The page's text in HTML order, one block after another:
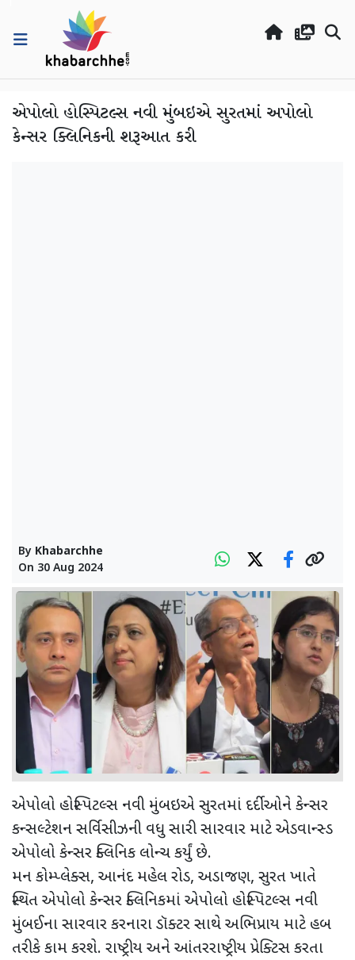
એપોલો હોસ્પિટલ્સ નવી મુંબઇએ સુરતમાં અપોલો
કેન્સર ક્લિનિકની શરૂઆત કરી
By Khabarchhe
On 30 Aug 2024
એપોલો હોસ્પિટલ્સ નવી મુંબઇએ સુરતમાં દર્દીઓને કેન્સર
કન્સલ્ટેશન સર્વિસીઝની વધુ સારી સારવાર માટે એડવાન્સ્ડ
એપોલો કેન્સર ક્લિનિક લોન્ચ કર્યું છે.
મન કોમ્પ્લેક્સ, આનંદ મહેલ રોડ, અડાજણ, સુરત ખાતે
સ્થિત એપોલો કેન્સર ક્લિનિકમાં એપોલો હોસ્પિટલ્સ નવી
મુંબઈના સારવાર કરનારા ડૉક્ટર સાથે અભિપ્રાય માટે હબ
તરીકે કામ કરશે. રાષ્ટ્રીય અને આંતરરાષ્ટ્રીય પ્રેક્ટિસ કરતા